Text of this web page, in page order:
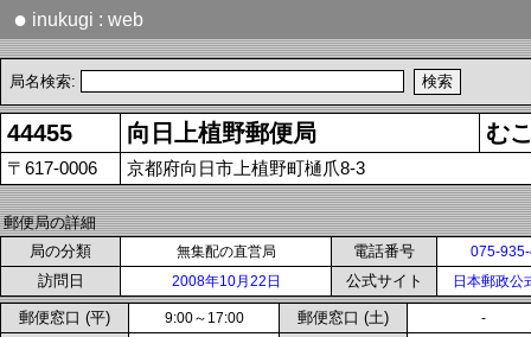
● inukugi : web
局名検索:
44455 向日上植野郵便局 む
〒617-0006 京都府向日市上植野町樋爪8-3
郵便局の詳細
局の分類
無集配の直営局 電話番号 075-
訪問日 2008年10月22日 公式サイト 日本郵政公
郵便窓口 (平) 9:00～17:00 郵便窓口 (土) -